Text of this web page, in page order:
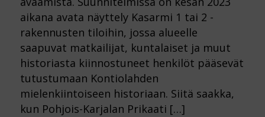
aikana avata näyttely Kasarmi 1 tai 2 -
rakennusten tiloihin, jossa alueelle
saapuvat matkailijat, kuntalaiset ja muut
historiasta kiinnostuneet henkilöt pääsevät
tutustumaan Kontiolahden
mielenkiintoiseen historiaan. Siitä saakka,
kun Pohjois-Karjalan Prikaati […]